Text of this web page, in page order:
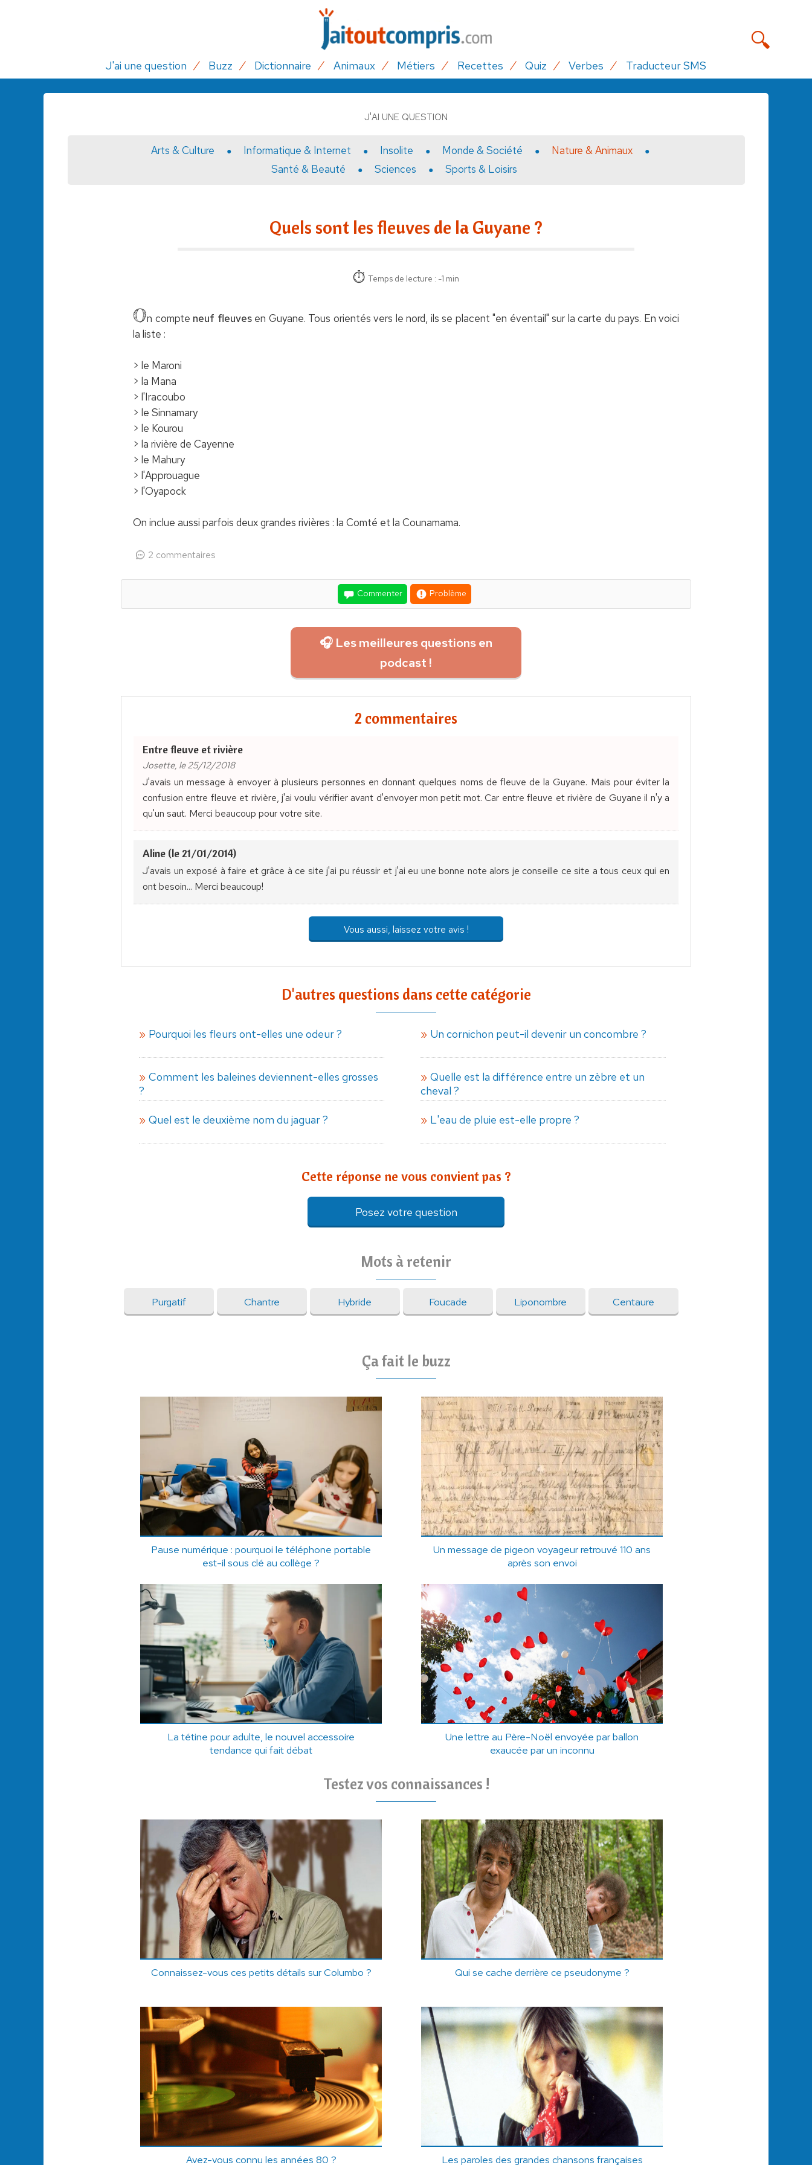
J'ai une question Buzz Dictionnaire Animaux Métiers Recettes Quiz Verbes Traducteur SMS
J'AI UNE QUESTION
Arts & Culture Informatique & Internet Insolite Monde & Société
Nature & Animaux
Santé & Beauté
Sciences Sports & Loisirs
Quels sont les fleuves de la Guyane ?
Temps de lecture : -1 min
On compte neuf fleuvesen Guyane. Tous orientés vers le nord, ils se placent "en éventail" sur la carte du pays. En voici
la liste :
> le Maroni
> la Mana
> l'Iracoubo
> le Sinnamary
> le Kourou
> la rivière de Cayenne
> le Mahury
> l'Approuague
> l'Oyapock
On inclue aussi parfois deux grandes rivières : la Comté et la Counamama.
2 commentaires
Commenter Problème
🎧 Les meilleures questions en
podcast !
2 commentaires
Entre fleuve et rivière
Josette, le 25/12/2018
J'avais un message à envoyer à plusieurs personnes en donnant quelques noms de fleuve de la Guyane. Mais pour éviter la
confusion entre fleuve et rivière, j'ai voulu vérifier avant d'envoyer mon petit mot. Car entre fleuve et rivière de Guyane il n'y a
qu'un saut. Merci beaucoup pour votre site.
Aline (le 21/01/2014)
J'avais un exposé à faire et grâce à ce site j'ai pu réussir et j'ai eu une bonne note alors je conseille ce site a tous ceux qui en
ont besoin... Merci beaucoup!
Vous aussi, laissez votre avis !
D'autres questions dans cette catégorie
Pourquoi les fleurs ont-elles une odeur ? Un cornichon peut-il devenir un concombre ?
Comment les baleines deviennent-elles grosses
?
Quelle est la différence entre un zèbre et un
cheval ?
Quel est le deuxième nom du jaguar ? L'eau de pluie est-elle propre ?
Cette réponse ne vous convient pas ?
Posez votre question
Mots à retenir
Purgatif Chantre Hybride Foucade Liponombre Centaure
Ça fait le buzz
Pause numérique : pourquoi le téléphone portable
est-il sous clé au collège ?
Un message de pigeon voyageur retrouvé 110 ans
après son envoi
La tétine pour adulte, le nouvel accessoire
tendance qui fait débat
Une lettre au Père-Noël envoyée par ballon
exaucée par un inconnu
Testez vos connaissances !
Connaissez-vous ces petits détails sur Columbo ? Qui se cache derrière ce pseudonyme ?
Avez-vous connu les années 80 ? Les paroles des grandes chansons françaises